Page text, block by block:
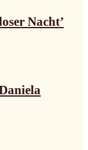
Nacht’